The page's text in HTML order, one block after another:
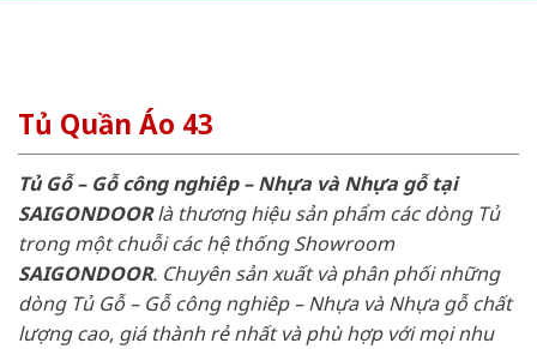
Tủ Quần Áo 43
Tủ Gỗ – Gỗ công nghiêp – Nhựa và Nhựa gỗ tại
SAIGONDOORlà thương hiệu sản phẩm các dòng Tủ
trong một chuỗi các hệ thống Showroom
SAIGONDOOR. Chuyên sản xuất và phân phối những
dòng Tủ Gỗ – Gỗ công nghiêp – Nhựa và Nhựa gỗ chất
lượng cao, giá thành rẻ nhất và phù hợp với mọi nhu